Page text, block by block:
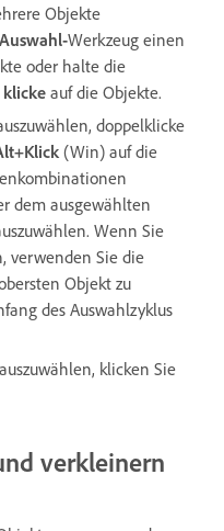
Objekte
Auswahl-Werkzeug einen
oder halte die
auf die Objekte.
doppelklicke
(Win) auf die
dem ausgewählten
Wenn Sie
verwenden Sie die
Objekt zu
des Auswahlzyklus
klicken Sie
verkleinern